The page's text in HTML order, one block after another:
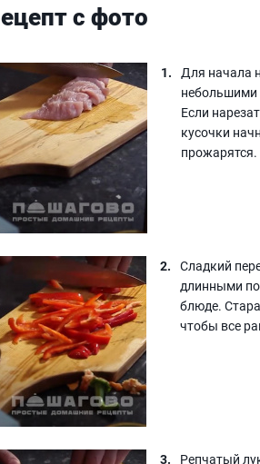
с фото
Для начала
Если
кусочки
прожарятся.
Сладкий
длинными
блюде.
чтобы все
Репчатый